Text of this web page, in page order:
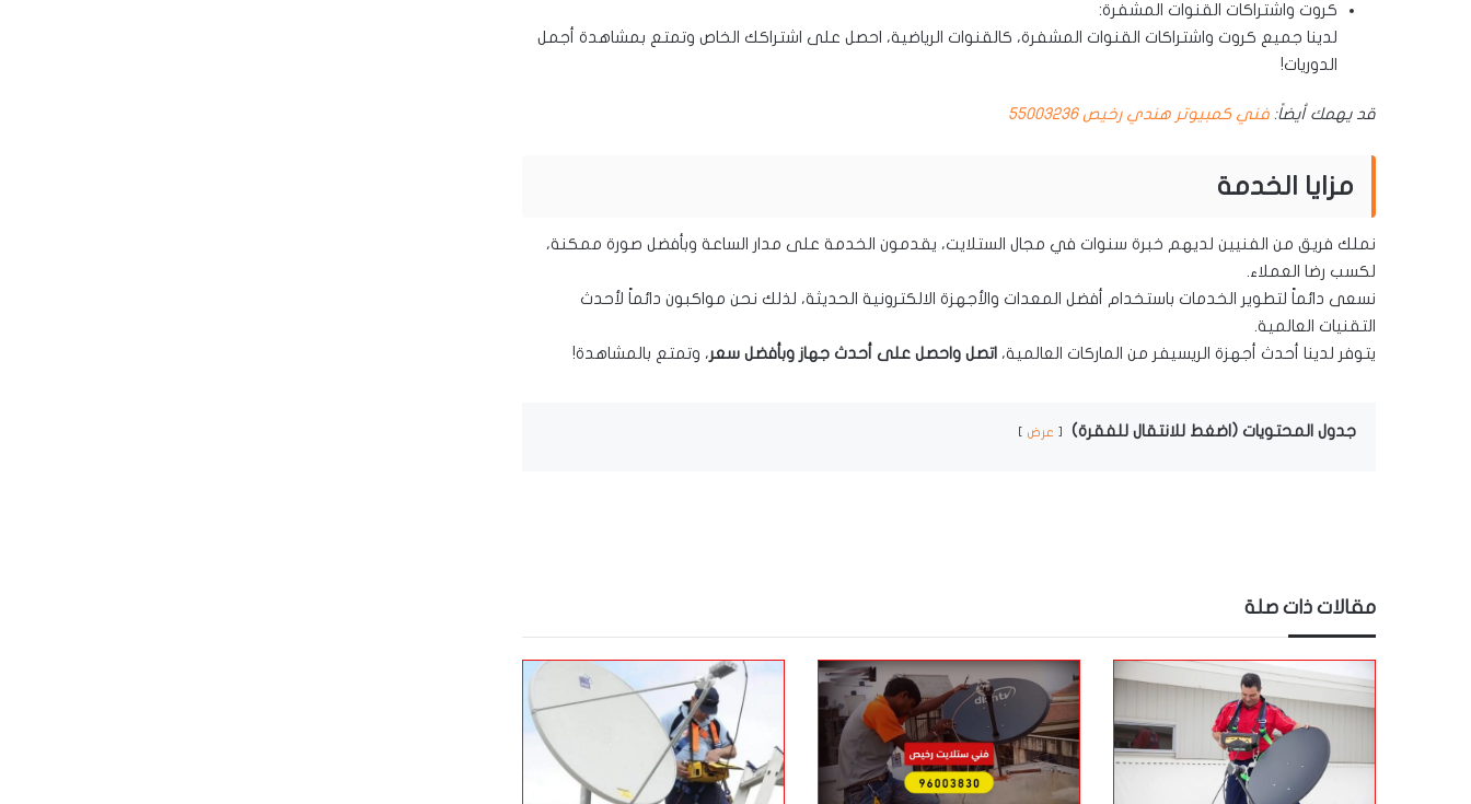
كروت واشتراكات القنوات المشفرة:
لدينا جميع كروت واشتراكات القنوات المشفرة، كالقنوات الرياضية، احصل على اشتراكك الخاص وتمتع بمشاهدة أجمل
الدوريات!
قد يهمك أيضاً: فني كمبيوتر هندي رخيص 55003236
مزايا الخدمة
نملك فريق من الفنيين لديهم خبرة سنوات في مجال الستلايت، يقدمون الخدمة على مدار الساعة وبأفضل صورة ممكنة،
لكسب رضا العملاء.
نسعى دائماً لتطوير الخدمات باستخدام أفضل المعدات والأجهزة الالكترونية الحديثة، لذلك نحن مواكبون دائماً لأحدث
التقنيات العالمية.
يتوفر لدينا أحدث أجهزة الريسيفر من الماركات العالمية، اتصل واحصل على أحدث جهاز وبأفضل سعر، وتمتع بالمشاهدة!
جدول المحتويات (اضغط للانتقال للفقرة) عرض
مقالات ذات صلة